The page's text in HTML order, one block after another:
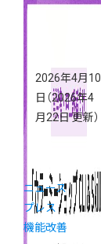
2026年4月10
日 （2026年4
月22日 更新）
ニュース
プレス
機能改善